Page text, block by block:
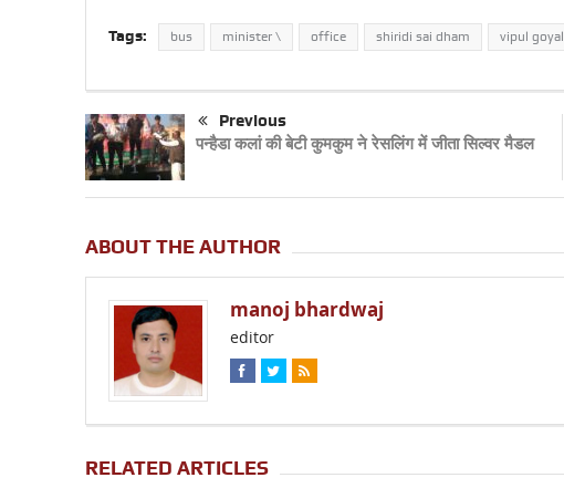
Tags: bus minister \ office shiridi sai dham vipul goyal
Previous
पन्हैडा कलां की बेटी कुमकुम ने रेसलिंग में जीता सिल्वर मैडल
ABOUT THE AUTHOR
manoj bhardwaj
editor
RELATED ARTICLES